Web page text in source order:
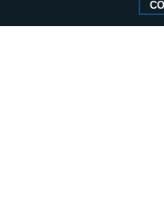
Свидетельство о регистрации